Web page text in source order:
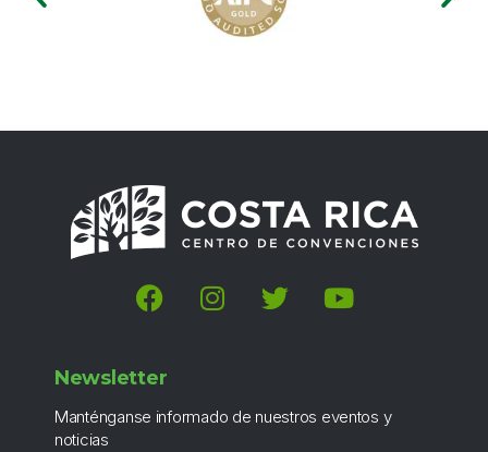
Newsletter
Manténganse informado de nuestros eventos y
noticias